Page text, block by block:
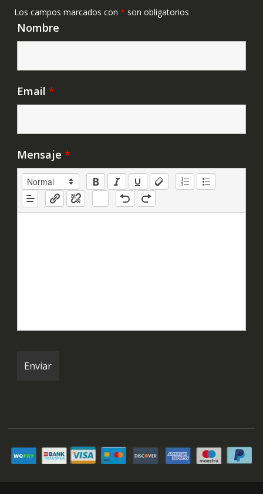
Los campos marcados con * son obligatorios
Nombre
Email *
Mensaje *